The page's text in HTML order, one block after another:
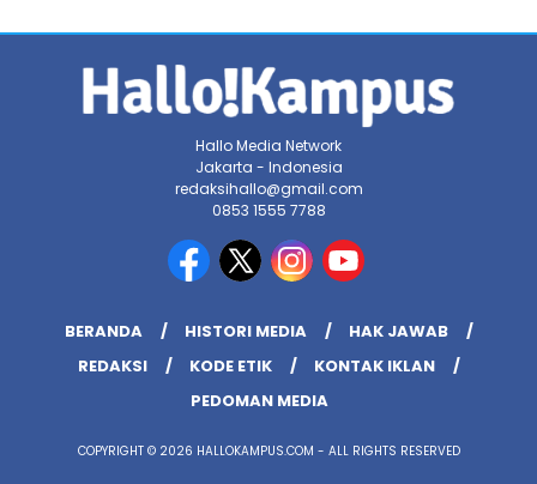
Hallo Media Network
Jakarta - Indonesia
redaksihallo@gmail.com
0853 1555 7788
BERANDA HISTORI MEDIA
HAK JAWAB
REDAKSI
KODE ETIK
KONTAK IKLAN
PEDOMAN MEDIA
COPYRIGHT © 2026 HALLOKAMPUS.COM - ALL RIGHTS RESERVED